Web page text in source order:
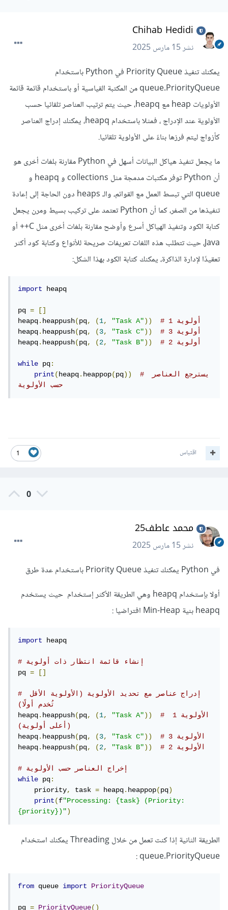
Chihab Hedidi
نشر15 مارس 2025
يمكنك تنفيذ Priority Queue في Python باستخدام
queue.PriorityQueue من المكتبة القياسية أو باستخدام قائمة قائمة
الأولويات heap مع heapq، حيث يتم ترتيب العناصر تلقائيا حسب
الأولوية عند الإدراج ، فمثلا باستخدام heapq، يمكنك إدراج العناصر
كأزواج ليتم فرزها بناءً على الأولوية تلقائيا.
ما يجعل تنفيذ هياكل البيانات أسهل في Python مقارنة بلغات أخرى هو
أن Python توفر مكتبات مدمجة مثل collections و heapq و
queue التي تبسط العمل مع القوائم، والـ heaps دون الحاجة إلى إعادة
تنفيذها من الصفر، كما أن Python تعتمد على تركيب بسيط ومرن يجعل
كتابة الكود وتنفيذ الهياكل أسرع وأوضح مقارنة بلغات أخرى مثل C++ أو
Java، حيث تتطلب هذه اللغات تعريفات صريحة للأنواع وكتابة كود أكثر
تعقيدًا لإدارة الذاكرة، يمكنك كتابة الكود بهذا الشكل:
import heapq
pq =
[]
heapq.heappush(pq, (1, "Task A"))
# أولوية 1
heapq.heappush(pq, (3, "Task C"))
# أولوية 3
heapq.heappush(pq, (2, "Task B")) # أولوية 2
while pq:
print(heapq.heappop(pq))
# يسترجع العناصر
حسب الأولوية
1 اقتباس
0
محمد عاطف25
نشر15 مارس 2025
في Python يمكنك تنفيذ Priority Queue باستخدام عدة طرق
أولا بإستخدام heapq وهي الطريقة الأكثر إستخدام حيث يستخدم
heapq بنية Min-Heap افتراضيا
import heapq
# إنشاء قائمة انتظار ذات أولوية
pq = []
# إدراج عناصر مع تحديد الأولوية (الأولوية الأقل
تُخدم أولًا)
heapq.heappush(pq, (1, "Task A"))
# الأولوية 1
(أعلى أولوية)
heapq.heappush(pq, (3, "Task C"))
# الأولوية 3
heapq.heappush(pq, (2, "Task B")) # الأولوية 2
# إخراج العناصر حسب الأولوية
while pq:
    priority
, task = heapq.heappop(pq)
print(f"Processing: {task} (Priority:
{priority})")
الطريقة الثانية إذا كنت تعمل من خلال Threading يمكنك استخدام
queue.PriorityQueue
from queue import PriorityQueue
pq = PriorityQueue()